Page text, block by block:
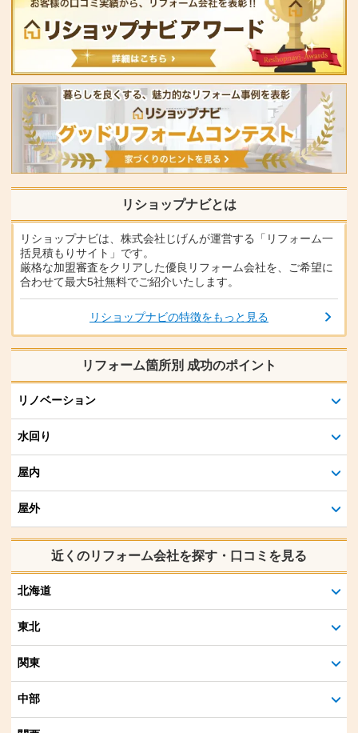
リショップナビとは
リショップナビは、株式会社じげんが運営する「リフォーム一
括見積もりサイト」です。
厳格な加盟審査をクリアした優良リフォーム会社を、ご希望に
合わせて最大5社無料でご紹介いたします。
リショップナビの特徴をもっと見る
リフォーム箇所別 成功のポイント
リノベーション
水回り
屋内
屋外
近くのリフォーム会社を探す・口コミを見る
北海道
東北
関東
中部